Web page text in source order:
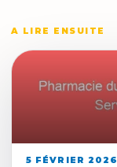
A LIRE ENSUITE
5 FÉVRIER 2026